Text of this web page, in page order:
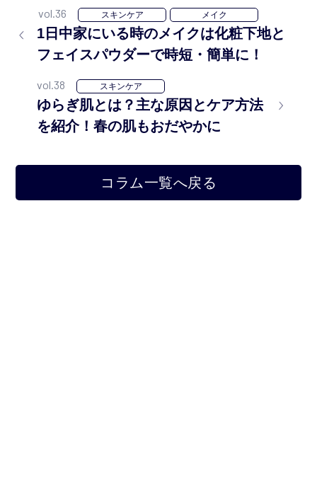
vol.36 スキンケア メイク
1日中家にいる時のメイクは化粧下地と
フェイスパウダーで時短・簡単に！
vol.38 スキンケア
ゆらぎ肌とは？主な原因とケア方法
を紹介！春の肌もおだやかに
コラム一覧へ戻る